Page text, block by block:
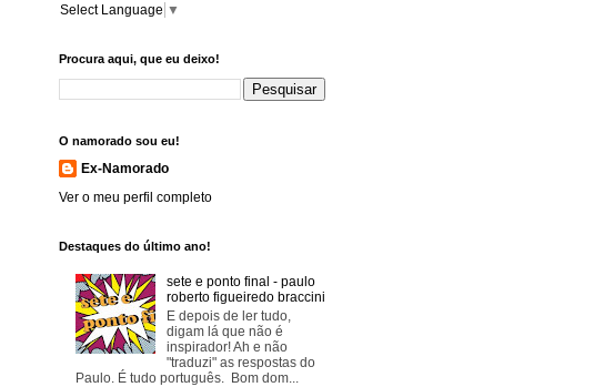
Select Language ▼
Procura aqui, que eu deixo!
O namorado sou eu!
Ex-Namorado
Ver o meu perfil completo
Destaques do último ano!
sete e ponto final - paulo
roberto figueiredo braccini
E depois de ler tudo,
digam lá que não é
inspirador! Ah e não
"traduzi" as respostas do
Paulo. É tudo português. Bom dom...